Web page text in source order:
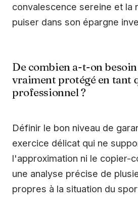
convalescence sereine et la
puiser dans son épargne
De combien a-t-on
vraiment protégé en tant
professionnel ?
Définir le bon niveau de
exercice délicat qui ne
l'approximation ni le copier-
une analyse précise de
propres à la situation du